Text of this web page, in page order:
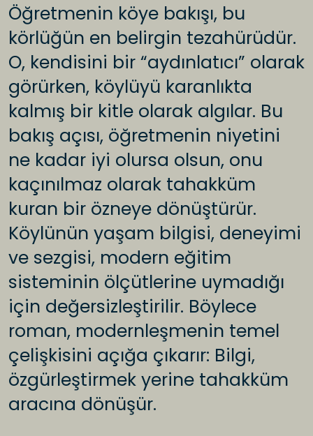
Öğretmenin köye bakışı, bu
körlüğün en belirgin tezahürüdür.
O, kendisini bir “aydınlatıcı” olarak
görürken, köylüyü karanlıkta
kalmış bir kitle olarak algılar. Bu
bakış açısı, öğretmenin niyetini
ne kadar iyi olursa olsun, onu
kaçınılmaz olarak tahakküm
kuran bir özneye dönüştürür.
Köylünün yaşam bilgisi, deneyimi
ve sezgisi, modern eğitim
sisteminin ölçütlerine uymadığı
için değersizleştirilir. Böylece
roman, modernleşmenin temel
çelişkisini açığa çıkarır: Bilgi,
özgürleştirmek yerine tahakküm
aracına dönüşür.